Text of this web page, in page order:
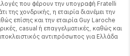
που φέρουν την υπογραφή Fratelli
της χονδρικής, η εταιρία διανέμει την
επίσης και την εταιρία Guy Laroche
casual ή επαγγελματικές, καθώς και
αντιπρόσωπος για Ελλάδα